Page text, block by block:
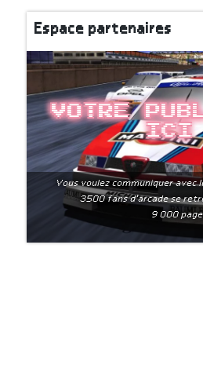
Espace partenaires
Votre
ici
Vous voulez communiquer avec
3500 fans d'arcade se
9 000